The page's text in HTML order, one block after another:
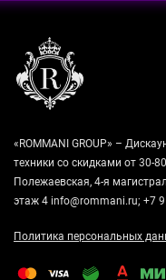
«ROMMANI GROUP» –
техники со скидками от 30-
Полежаевская, 4-я
этаж 4 info@rommani.ru; +7
Политика персональных